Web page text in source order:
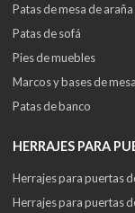
Patas de mesa de araña
Patas de sofá
Pies de muebles
Marcos y bases de mesa
Patas de banco
HERRAJES PARA
Herrajes para puertas
Herrajes para puertas